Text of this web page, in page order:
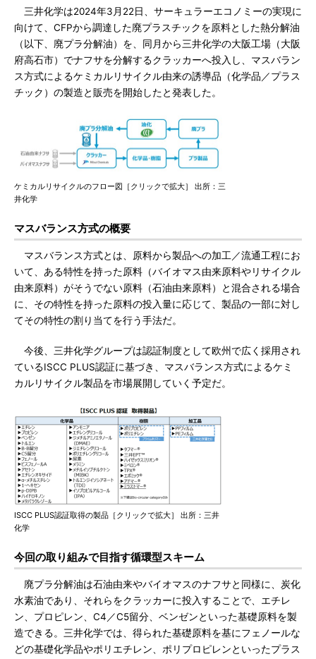
三井化学は2024年3月22日、サーキュラーエコノミーの実現に
向けて、CFPから調達した廃プラスチックを原料とした熱分解油
（以下、廃プラ分解油）を、同月から三井化学の大阪工場（大阪
府高石市）でナフサを分解するクラッカーへ投入し、マスバラン
ス方式によるケミカルリサイクル由来の誘導品（化学品／プラス
チック）の製造と販売を開始したと発表した。
ケミカルリサイクルのフロー図［クリックで拡大］ 出所：三
井化学
マスバランス方式の概要
マスバランス方式とは、原料から製品への加工／流通工程にお
いて、ある特性を持った原料（バイオマス由来原料やリサイクル
由来原料）がそうでない原料（石油由来原料）と混合される場合
に、その特性を持った原料の投入量に応じて、製品の一部に対し
てその特性の割り当てを行う手法だ。
今後、三井化学グループは認証制度として欧州で広く採用され
ているISCC PLUS認証に基づき、マスバランス方式によるケミ
カルリサイクル製品を市場展開していく予定だ。
ISCC PLUS認証取得の製品［クリックで拡大］ 出所：三井
化学
今回の取り組みで目指す循環型スキーム
廃プラ分解油は石油由来やバイオマスのナフサと同様に、炭化
水素油であり、それらをクラッカーに投入することで、エチレ
ン、プロピレン、C4／C5留分、ベンゼンといった基礎原料を製
造できる。三井化学では、得られた基礎原料を基にフェノールな
どの基礎化学品やポリエチレン、ポリプロピレンといったプラス